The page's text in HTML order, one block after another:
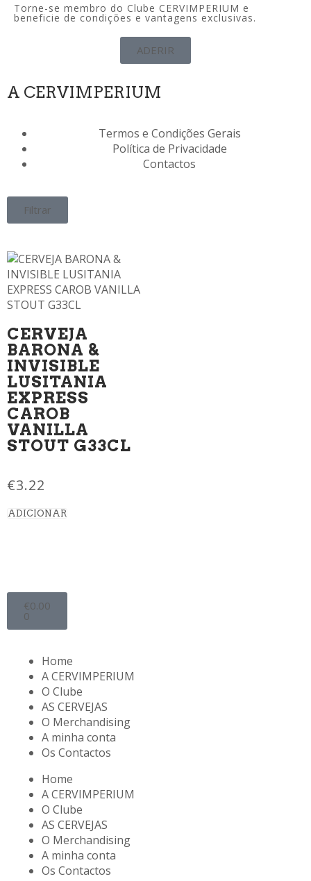
Torne-se membro do Clube CERVIMPERIUM e
beneficie de condições e vantagens exclusivas.
ADERIR
A CERVIMPERIUM
Termos e Condições Gerais
Política de Privacidade
Contactos
Filtrar
CERVEJA
BARONA &
INVISIBLE
LUSITANIA
EXPRESS
CAROB
VANILLA
STOUT G33CL
€3.22
ADICIONAR
€0.00
0
Home
A CERVIMPERIUM
O Clube
AS CERVEJAS
O Merchandising
A minha conta
Os Contactos
Home
A CERVIMPERIUM
O Clube
AS CERVEJAS
O Merchandising
A minha conta
Os Contactos